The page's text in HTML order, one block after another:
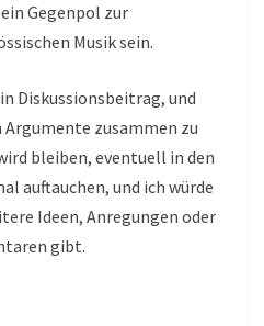
Gegenpol zur
Musik sein.
Diskussionsbeitrag, und
zusammen zu
bleiben, eventuell in den
auftauchen, und ich würde
Ideen, Anregungen oder
gibt.